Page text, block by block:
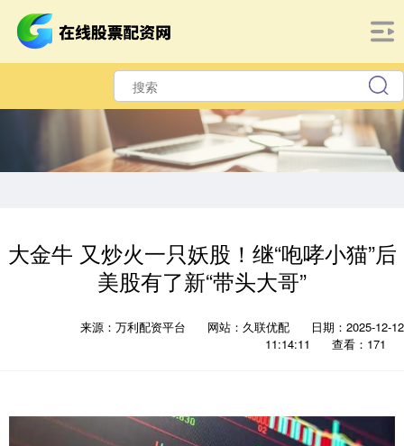
大金牛 又炒火一只妖股！继“咆哮小猫”后
美股有了新“带头大哥”
来源：万利配资平台 网站：久联优配
日期：2025-12-12
11:14:11
查看：171